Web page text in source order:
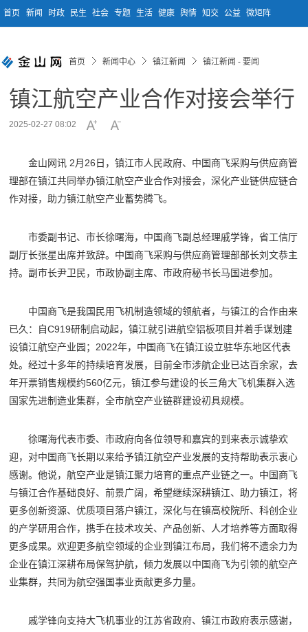
首页 新闻 时政 民生 社会 专题 生活 健康 舆情 知交 公益 微矩阵
首页 新闻中心 镇江新闻 镇江新闻 - 要闻
镇江航空产业合作对接会举行
2025-02-27 08:02
金山网讯 2月26日，镇江市人民政府、中国商飞采购与供应商管
理部在镇江共同举办镇江航空产业合作对接会，深化产业链供应链合
作对接，助力镇江航空产业蓄势腾飞。
市委副书记、市长徐曙海，中国商飞副总经理戚学锋，省工信厅
副厅长张星出席并致辞。中国商飞采购与供应商管理部部长刘文恭主
持。副市长尹卫民，市政协副主席、市政府秘书长马国进参加。
中国商飞是我国民用飞机制造领域的领航者，与镇江的合作由来
已久：自C919研制启动起，镇江就引进航空铝板项目并着手谋划建
设镇江航空产业园；2022年，中国商飞在镇江设立驻华东地区代表
处。经过十多年的持续培育发展，目前全市涉航企业已达百余家，去
年开票销售规模约560亿元，镇江参与建设的长三角大飞机集群入选
国家先进制造业集群，全市航空产业链群建设初具规模。
徐曙海代表市委、市政府向各位领导和嘉宾的到来表示诚挚欢
迎，对中国商飞长期以来给予镇江航空产业发展的支持帮助表示衷心
感谢。他说，航空产业是镇江聚力培育的重点产业链之一。中国商飞
与镇江合作基础良好、前景广阔，希望继续深耕镇江、助力镇江，将
更多创新资源、优质项目落户镇江，深化与在镇高校院所、科创企业
的产学研用合作，携手在技术攻关、产品创新、人才培养等方面取得
更多成果。欢迎更多航空领域的企业到镇江布局，我们将不遗余力为
企业在镇江深耕布局保驾护航，倾力发展以中国商飞为引领的航空产
业集群，共同为航空强国事业贡献更多力量。
戚学锋向支持大飞机事业的江苏省政府、镇江市政府表示感谢，